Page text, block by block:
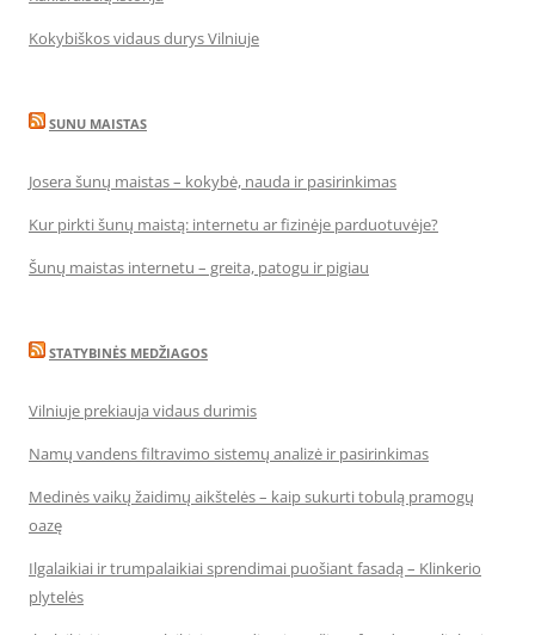
Kokybiškos vidaus durys Vilniuje
SUNU MAISTAS
Josera šunų maistas – kokybė, nauda ir pasirinkimas
Kur pirkti šunų maistą: internetu ar fizinėje parduotuvėje?
Šunų maistas internetu – greita, patogu ir pigiau
STATYBINĖS MEDŽIAGOS
Vilniuje prekiauja vidaus durimis
Namų vandens filtravimo sistemų analizė ir pasirinkimas
Medinės vaikų žaidimų aikštelės – kaip sukurti tobulą pramogų
oazę
Ilgalaikiai ir trumpalaikiai sprendimai puošiant fasadą – Klinkerio
plytelės